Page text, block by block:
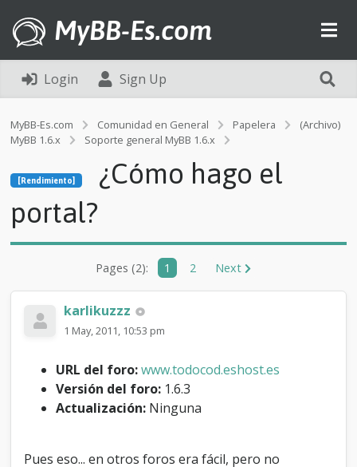
MyBB-Es.com
Login Sign Up
MyBB-Es.com Comunidad en General Papelera
(Archivo)
MyBB 1.6.x
Soporte general MyBB 1.6.x
¿
C
h
g
o
r
[Rendimiento]
¿Cómo hago el
portal?
Pages (2): 1 2 Next
karlikuzzz
1 May, 2011, 10:53 pm
URL del foro: www.todocod.eshost.es
Versión del foro: 1.6.3
Actualización: Ninguna
Pues eso... en otros foros era fácil, pero no